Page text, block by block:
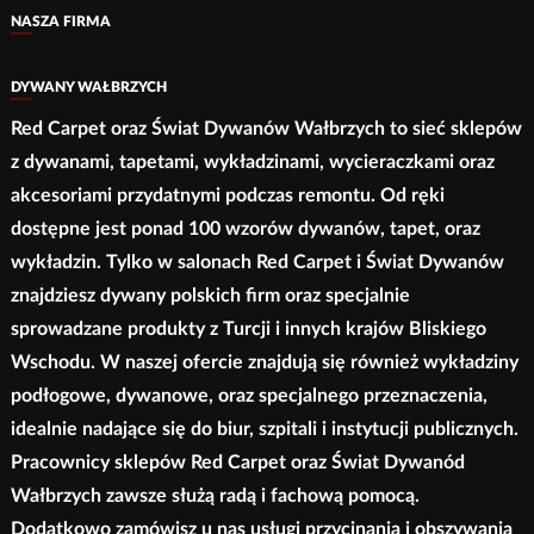
stronie
produktu
NASZA FIRMA
DYWANY WAŁBRZYCH
Red Carpet oraz Świat Dywanów Wałbrzych to sieć sklepów
z dywanami, tapetami, wykładzinami, wycieraczkami oraz
akcesoriami przydatnymi podczas remontu. Od ręki
dostępne jest ponad 100 wzorów dywanów, tapet, oraz
wykładzin. Tylko w salonach Red Carpet i Świat Dywanów
znajdziesz dywany polskich firm oraz specjalnie
sprowadzane produkty z Turcji i innych krajów Bliskiego
Wschodu. W naszej ofercie znajdują się również wykładziny
podłogowe, dywanowe, oraz specjalnego przeznaczenia,
idealnie nadające się do biur, szpitali i instytucji publicznych.
Pracownicy sklepów Red Carpet oraz Świat Dywanód
Wałbrzych zawsze służą radą i fachową pomocą.
Dodatkowo zamówisz u nas usługi przycinania i obszywania